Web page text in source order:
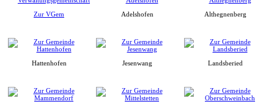
Zur VGem Adelshofen Althegnenberg
Hattenhofen Jesenwang Landsberied